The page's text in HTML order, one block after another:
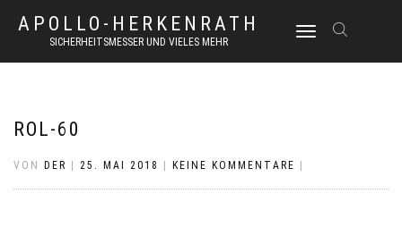
APOLLO-HERKENRATH
SICHERHEITSMESSER UND VIELES MEHR
NAVIGATION
ROL-60
VON DER 25. MAI 2018 KEINE KOMMENTARE